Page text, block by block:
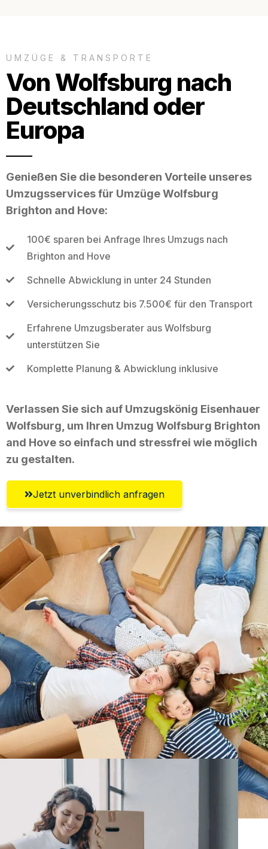
UMZÜGE & TRANSPORTE
Von Wolfsburg nach
Deutschland oder
Europa
Genießen Sie die besonderen Vorteile unseres
Umzugsservices für Umzüge Wolfsburg
Brighton and Hove:
100€ sparen bei Anfrage Ihres Umzugs nach
Brighton and Hove
Schnelle Abwicklung in unter 24 Stunden
Versicherungsschutz bis 7.500€ für den Transport
Erfahrene Umzugsberater aus Wolfsburg
unterstützen Sie
Komplette Planung & Abwicklung inklusive
Verlassen Sie sich auf Umzugskönig Eisenhauer
Wolfsburg, um Ihren Umzug Wolfsburg Brighton
and Hove so einfach und stressfrei wie möglich
zu gestalten.
Jetzt unverbindlich anfragen